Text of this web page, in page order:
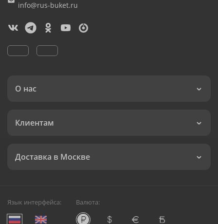
info@rus-buket.ru
О нас
Клиентам
Доставка в Москве
Язык интерфейса: Валюта: